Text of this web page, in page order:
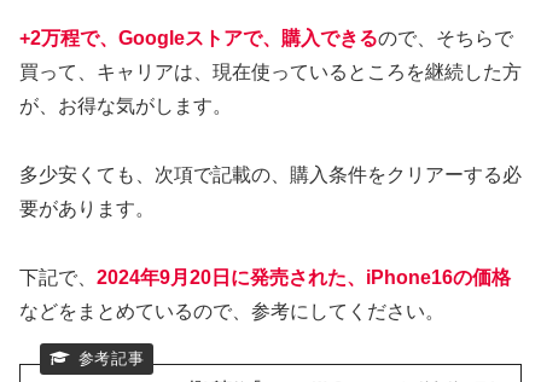
+2万程で、Googleストアで、購入できるので、そちらで
買って、キャリアは、現在使っているところを継続した方
が、お得な気がします。
多少安くても、次項で記載の、購入条件をクリアーする必
要があります。
下記で、 2024年9月20日に発売された、iPhone16の価格
などをまとめているので、参考にしてください。